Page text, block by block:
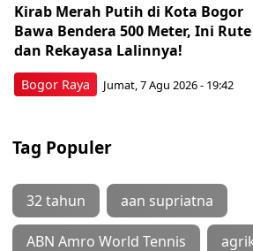
Bogor Raya
Kirab Merah Putih di Kota Bogor
Bawa Bendera 500 Meter, Ini Rute
dan Rekayasa Lalinnya!
Jumat, 7 Agu 2026 - 19:42
Tag Populer
32 tahun aan supriatna
ABN Amro World Tennis